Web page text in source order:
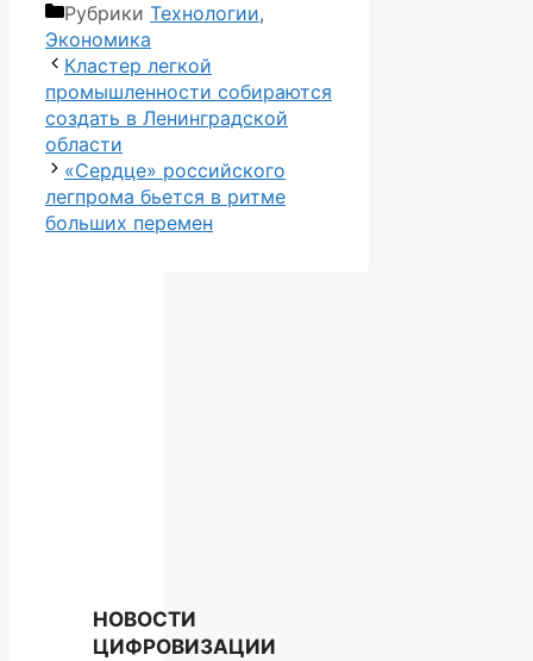
Рубрики Технологии,
Экономика
Кластер легкой
промышленности собираются
создать в Ленинградской
области
«Сердце» российского
легпрома бьется в ритме
больших перемен
НОВОСТИ
ЦИФРОВИЗАЦИИ